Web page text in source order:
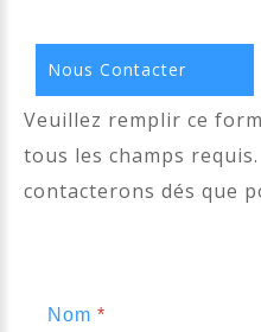
Nous Contacter
Veuillez remplir ce
tous les champs
contacterons dés que
Nom *